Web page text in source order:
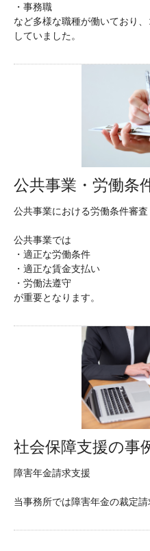
・事務職
など多様な職種が働いており
していました。
公共事業・労働条
公共事業における労働条件審査
公共事業では
・適正な労働条件
・適正な賃金支払い
・労働法遵守
が重要となります。
社会保障支援の事
障害年金請求支援
当事務所では障害年金の裁定請